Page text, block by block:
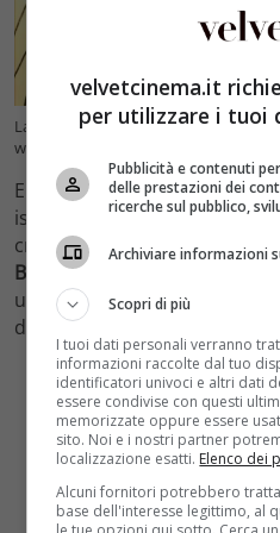
La Bella e la Bestia: ecco dove si trova
www.velvetcinema.it
E gli interni rococò francesi e
ispirato molti set Disney.
creare la versione animata
Bestia,i produttori non
un’ambientazione migliore
dell’Alsazia.
velvetcinema.it
per utilizzare i tuoi
Pubblicità e contenuti
delle prestazioni dei
ricerche sul pubblico,
Archiviare informazioni
Scopri di più
I tuoi dati personali verranno
informazioni raccolte dal tuo
identificatori univoci e altri dati
essere condivise con questi
memorizzate oppure essere
sito. Noi e i nostri partner
localizzazione esatti. Elenco dei
Alcuni fornitori potrebbero
base dell'interesse legittimo, al